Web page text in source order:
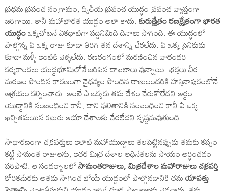
ప్రధమ ప్రపంచ సంగ్రామం, ద్వితీయ ప్రపంచ యుద్ధం ప్రపంచ వ్యాప్తంగా
జరిగాయి. కానీ మహాభారత యుద్ధం అలా కాదు.కురుక్షేత్రం రణక్షేత్రంగా భారత
యుద్ధంఒక్కచోటనే ఏకధాటిగా పద్దెనిమిది దినాలు సాగింది. ఈ యుద్ధంలో
పాల్గొన్న ఏ ఒక్క రాజు కూడా తిరిగి తన దేశాన్ని చేరలేదు. ఏ ఒక్క సైనికుడు
కూడా మళ్ళీ ఇంటికి వెళ్ళలేదు. రణరంగంలో మరణించిన వారందరి
కర్మకాండలు యుద్ధభూమిలోనే జరిపిన దాఖలాలు వున్నాయి. భర్తలు వీర
మరణం పొందిన కారణంగా వైధవ్యం పొందిన రాణులందరికి హస్తినాపురంలోనే
ఆశ్రయం కల్పించారు. అంటే ఏ ఒక్కరు తమ దేశం చేరుకోలేదని అర్ధం.
యుద్ధానికి సంబంధించి కానీ, దాని ఫలితానికి సంబంధించి కానీ ఏ ఒక్క
ఖచ్చితమయిన కబురు ఆయా దేశాలకు చేరలేదని స్పష్టమవుతుంది.
సాధారణంగా చక్రవర్తులు ఇలాటి మహాయుద్ధాలు తలపెట్టినప్పుడు తమకు కప్పం
కట్టే సామంత రాజులను, ఇతర మిత్ర దేశాల అధినేతలను సాయం అర్ధించడం
పరిపాటి. ఆ సందర్భాలలోసామంతరాజులు, మిత్రదేశాల మహారాజులు చక్రవర్తి
కోరికమేరకు అతడు సాగించ బోయే యుద్ధంలో పాల్గొనడానికి తమయావత్తు